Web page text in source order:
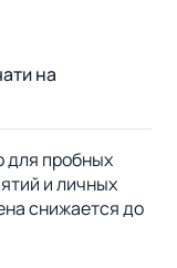
на
для пробных
и личных
снижается до